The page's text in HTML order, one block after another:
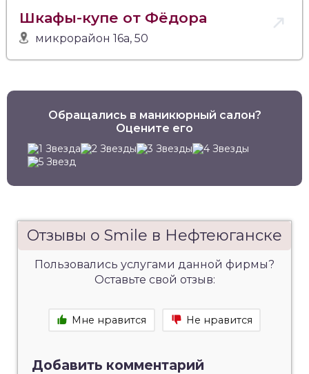
Шкафы-купе от Фёдора
микрорайон 16а, 50
Обращались в маникюрный салон?
Оцените его
Отзывы о Smile в Нефтеюганске
Пользовались услугами данной фирмы?
Оставьте свой отзыв:
Мне нравится Не нравится
Добавить комментарий